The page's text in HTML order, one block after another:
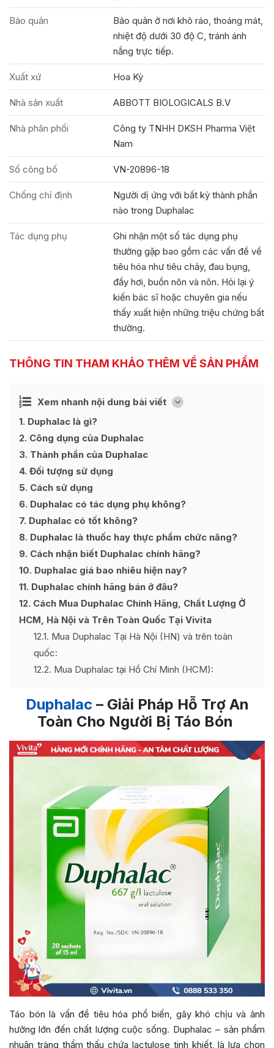
Bảo quản
Bảo quản ở nơi khô ráo, thoáng mát,
nhiệt độ dưới 30 độ C, tránh ánh
nắng trực tiếp.
Xuất xứ Hoa Kỳ
Nhà sản xuất ABBOTT BIOLOGICALS B.V
Nhà phân phối
Công ty TNHH DKSH Pharma Việt
Nam
Số công bố VN-20896-18
Chống chỉ định
Người dị ứng với bất kỳ thành phần
nào trong Duphalac
Tác dụng phụ
Ghi nhận một số tác dụng phụ
thường gặp bao gồm các vấn đề về
tiêu hóa như tiêu chảy, đau bụng,
đầy hơi, buồn nôn và nôn. Hỏi lại ý
kiến bác sĩ hoặc chuyên gia nếu
thấy xuất hiện những triệu chứng bất
thường.
THÔNG TIN THAM KHẢO THÊM VỀ SẢN PHẨM
Xem nhanh nội dung bài viết [
Ẩn
1 Duphalac là gì?
2 Công dụng của Duphalac
3 Thành phần của Duphalac
4 Đối tượng sử dụng
5 Cách sử dụng
6 Duphalac có tác dụng phụ không?
7 Duphalac có tốt không?
8 Duphalac là thuốc hay thực phẩm chức năng?
9 Cách nhận biết Duphalac chính hãng?
10 Duphalac giá bao nhiêu hiện nay?
11 Duphalac chính hãng bán ở đâu?
12 Cách Mua Duphalac Chính Hãng, Chất Lượng Ở
HCM, Hà Nội và Trên Toàn Quốc Tại Vivita
12.1 Mua Duphalac Tại Hà Nội (HN) và trên toàn
quốc:
12.2 Mua Duphalac tại Hồ Chí Minh (HCM):
Duphalac – Giải Pháp Hỗ Trợ An
Toàn Cho Người Bị Táo Bón
Táo bón là vấn đề tiêu hóa phổ biến, gây khó chịu và ảnh
hưởng lớn đến chất lượng cuộc sống. Duphalac – sản phẩm
nhuận tràng thẩm thấu chứa lactulose tinh khiết, là lựa chọn